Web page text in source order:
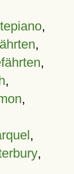
,
,
,
,
,
,
,